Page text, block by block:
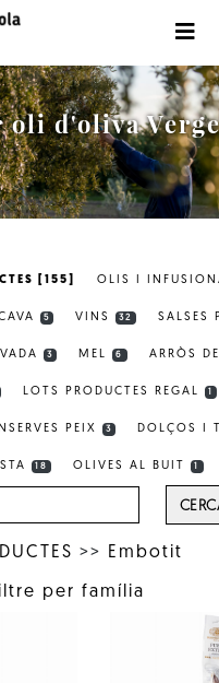
oli d'oliva
[155] OLIS I
5 VINS 32 SALSES
3 MEL 6 ARRÒS
LOTS PRODUCTES REGAL
PEIX 3 DOLÇOS I
18 OLIVES AL BUIT
>> Embotit
per família
BOTIGA COMPRA
LA COOPERATIVA
OLEOTOUR
PRODUCTES
EL NOSTRE OLI
SELECCIONAR